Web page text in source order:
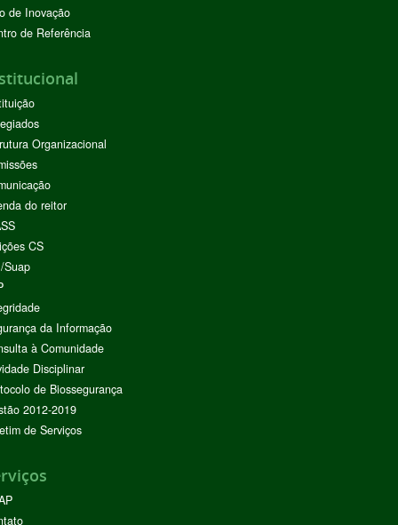
de Inovação
de Referência
Organizacional
do reitor
CS
Suap
da Informação
à Comunidade
Disciplinar
de Biossegurança
2012-2019
de Serviços